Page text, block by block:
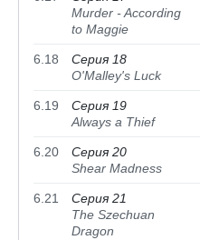
Murder - According
to Maggie
6.18
Серия 18
O'Malley's Luck
6.19
Серия 19
Always a Thief
6.20
Серия 20
Shear Madness
6.21
Серия 21
The Szechuan
Dragon